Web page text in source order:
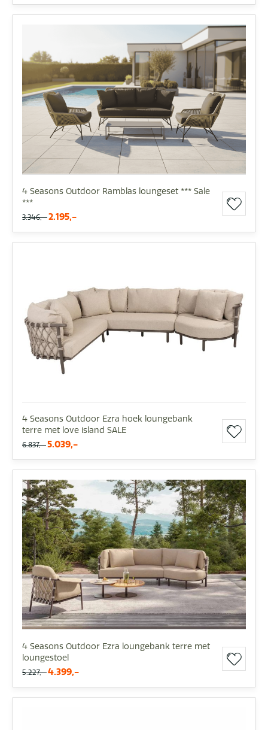
4 Seasons Outdoor Ramblas loungeset *** Sale
***
3.346,- 2.195,-
4 Seasons Outdoor Ezra hoek loungebank
terre met love island SALE
6.837,- 5.039,-
4 Seasons Outdoor Ezra loungebank terre met
loungestoel
5.227,- 4.399,-